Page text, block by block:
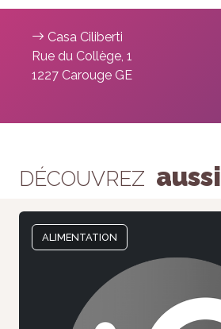
Casa Ciliberti
Rue du Collège, 1
1227 Carouge GE
DÉCOUVREZ aussi
ALIMENTATION